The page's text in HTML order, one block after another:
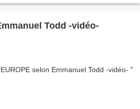
L’EUROPE selon Emmanuel Todd -vidéo-